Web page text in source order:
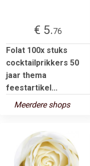
€ 5.76
Folat 100x stuks
cocktailprikkers 50
jaar thema
feestartikel...
Meerdere shops